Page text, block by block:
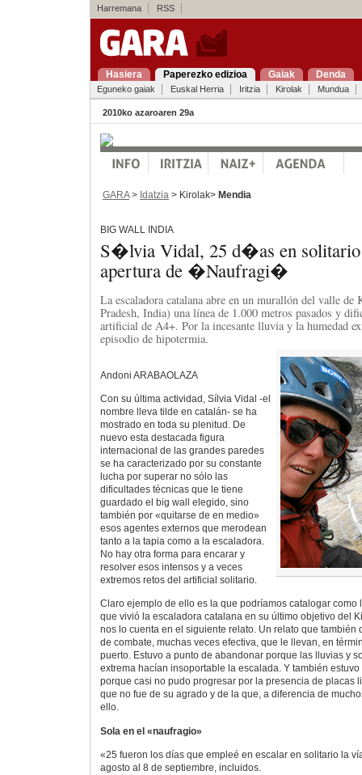
Harremana RSS
Hasiera Paperezko edizioa Gaiak Denda
Eguneko gaiak Euskal Herria Iritzia Kirolak Mundua
2010ko azaroaren 29a
GARA> Idatzia > Kirolak> Mendia
BIG WALL INDIA
S�lvia Vidal, 25 d�as en solitario
apertura de �Naufragi�
La escaladora catalana abre en un murallón del valle de
Pradesh, India) una línea de 1.000 metros pasados y
artificial de A4+. Por la incesante lluvia y la humedad
episodio de hipotermia.
Andoni ARABAOLAZA
Con su última actividad, Sílvia Vidal -el
nombre lleva tilde en catalán- se ha
mostrado en toda su plenitud. De
nuevo esta destacada figura
internacional de las grandes paredes
se ha caracterizado por su constante
lucha por superar no sólo las
dificultades técnicas que le tiene
guardado el big wall elegido, sino
también por «quitarse de en medio»
esos agentes externos que merodean
tanto a la tapia como a la escaladora.
No hay otra forma para encarar y
resolver esos intensos y a veces
extremos retos del artificial solitario.
Claro ejemplo de ello es la que podríamos catalogar como
que vivió la escaladora catalana en su último objetivo del
nos lo cuenta en el siguiente relato. Un relato que también
de combate, muchas veces efectiva, que le llevan, en
puerto. Estuvo a punto de abandonar porque las lluvias y
extrema hacían insoportable la escalada. Y también
porque casi no pudo progresar por la presencia de placas
que no fue de su agrado y de la que, a diferencia de
ello.
Sola en el «naufragio»
«25 fueron los días que empleé en escalar en solitario la
agosto al 8 de septiembre, incluidos.